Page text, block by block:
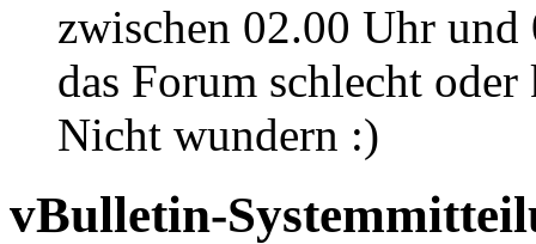
zwischen 02.00 Uhr
das Forum schlecht
Nicht wundern :)
vBulletin-